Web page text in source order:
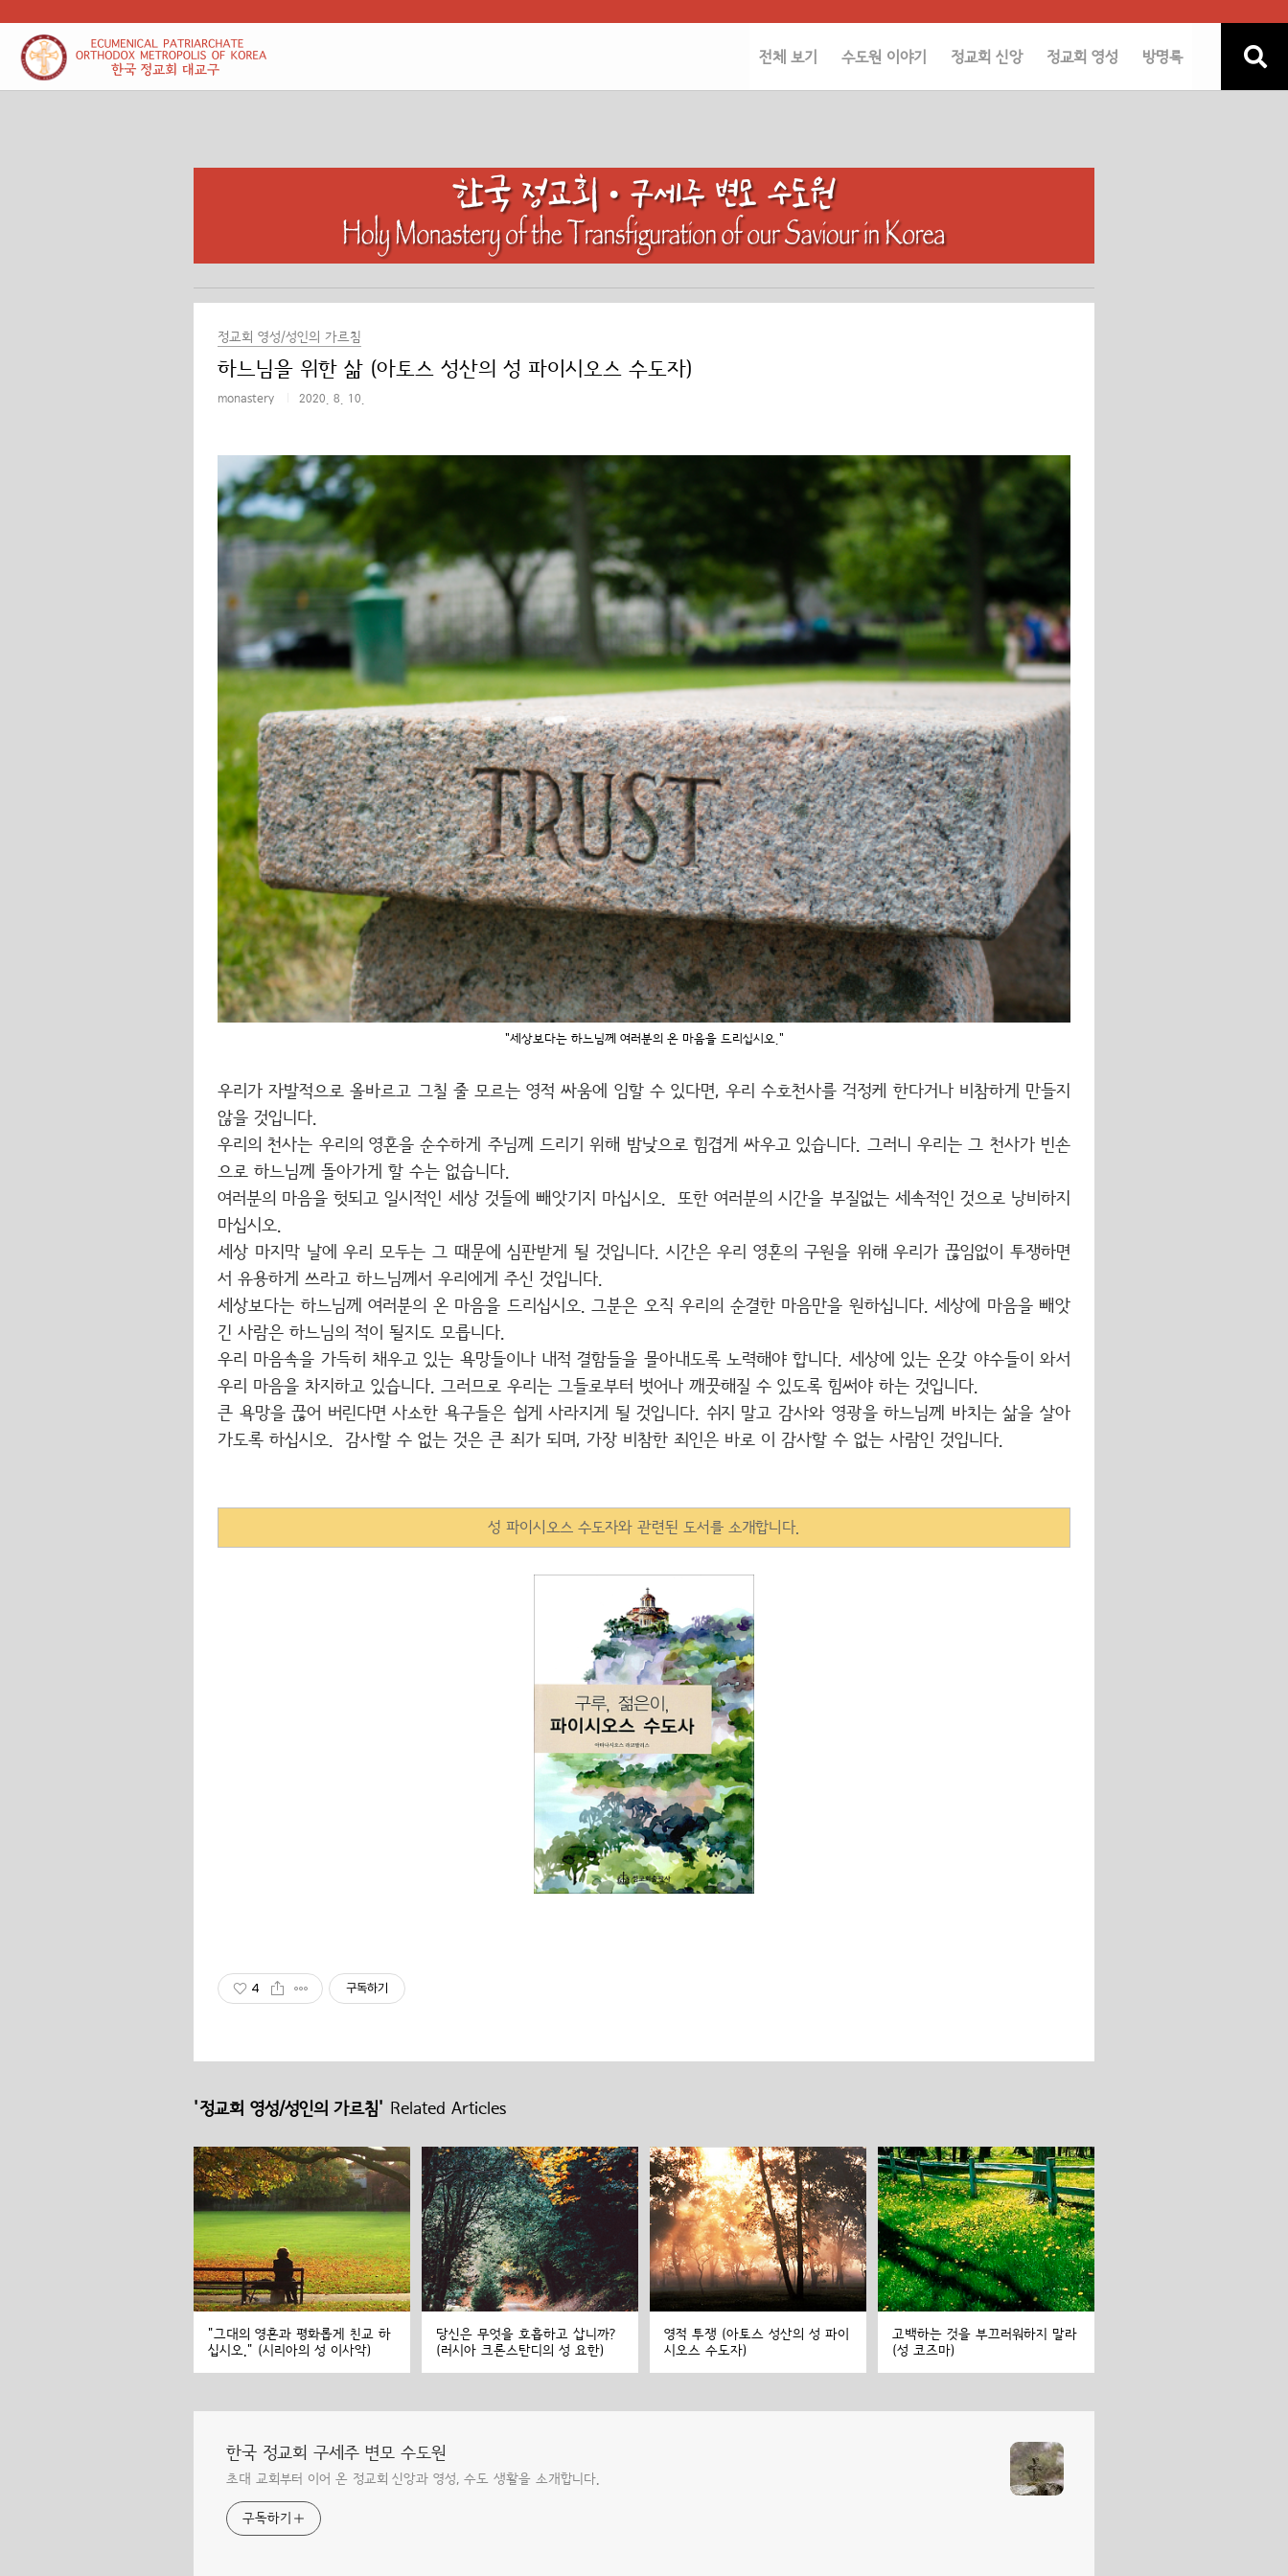
전체 보기 수도원 이야기 정교회 신앙 정교회 영성 방명록
정교회 영성/성인의 가르침
하느님을 위한 삶 (아토스 성산의 성 파이시오스 수도자)
monastery 2020. 8. 10.
"세상보다는 하느님께 여러분의 온 마음을 드리십시오."
우리가 자발적으로 올바르고 그칠 줄 모르는 영적 싸움에 임할 수 있다면, 우리 수호천사를 걱정케 한다거나 비참하게 만들지
않을 것입니다.
우리의 천사는 우리의 영혼을 순수하게 주님께 드리기 위해 밤낮으로 힘겹게 싸우고 있습니다.
그러니 우리는 그 천사가 빈손
으로 하느님께 돌아가게 할 수는 없습니다.
여러분의 마음을 헛되고 일시적인 세상 것들에 빼앗기지 마십시오.
또한 여러분의 시간을 부질없는 세속적인 것으로 낭비하지
마십시오.
세상 마지막 날에 우리 모두는 그 때문에 심판받게 될 것입니다.
시간은 우리 영혼의 구원을 위해 우리가 끊임없이 투쟁하면
서 유용하게 쓰라고 하느님께서 우리에게 주신 것입니다.
세상보다는 하느님께 여러분의 온 마음을 드리십시오.
그분은 오직 우리의 순결한 마음만을 원하십니다.
세상에 마음을 빼앗
긴 사람은 하느님의 적이 될지도 모릅니다.
우리 마음속을 가득히 채우고 있는 욕망들이나 내적 결함들을 몰아내도록 노력해야 합니다.
세상에 있는 온갖 야수들이 와서
우리 마음을 차지하고 있습니다. 그러므로 우리는 그들로부터 벗어나 깨끗해질 수 있도록 힘써야 하는 것입니다.
큰 욕망을 끊어 버린다면 사소한 욕구들은 쉽게 사라지게 될 것입니다.
쉬지 말고 감사와 영광을 하느님께 바치는 삶을 살아
가도록 하십시오.
감사할 수 없는 것은 큰 죄가 되며, 가장 비참한 죄인은 바로 이 감사할 수 없는 사람인 것입니다.
성 파이시오스 수도자와 관련된 도서를 소개합니다.
4 구독하기
'정교회 영성/성인의 가르침' Related Articles
"그대의 영혼과 평화롭게 친교 하
십시오." (시리아의 성 이사악)
당신은 무엇을 호흡하고 삽니까?
(러시아 크론스탄디의 성 요한)
영적 투쟁 (아토스 성산의 성 파이
시오스 수도자)
고백하는 것을 부끄러워하지 말라
(성 코즈마)
한국 정교회 구세주 변모 수도원
초대 교회부터 이어 온 정교회 신앙과 영성, 수도 생활을 소개합니다.
구독하기